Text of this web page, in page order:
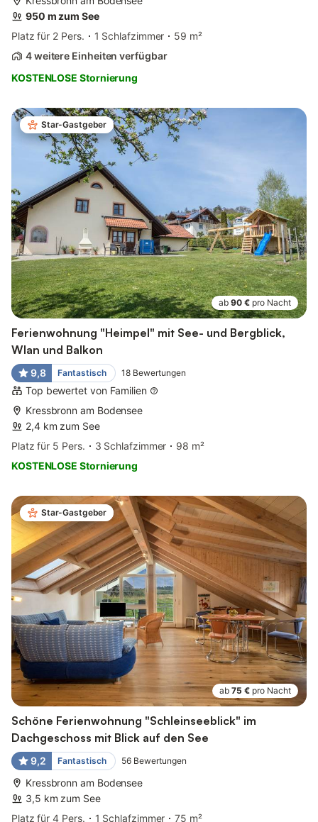
950 m zum See
Platz für 2 Pers.
1 Schlafzimmer
59 m²
4 weitere Einheiten verfügbar
KOSTENLOSE Stornierung
Star-Gastgeber
ab 90 € pro Nacht
Ferienwohnung "Heimpel" mit See- und Bergblick,
Wlan und Balkon
9,8 Fantastisch 18 Bewertungen
Top bewertet von Familien
Kressbronn am Bodensee
2,4 km zum See
Platz für 5 Pers.
3 Schlafzimmer
98 m²
KOSTENLOSE Stornierung
Star-Gastgeber
ab 75 € pro Nacht
Schöne Ferienwohnung "Schleinseeblick" im
Dachgeschoss mit Blick auf den See
9,2 Fantastisch 56 Bewertungen
Kressbronn am Bodensee
3,5 km zum See
Platz für 4 Pers.
1 Schlafzimmer 75 m²